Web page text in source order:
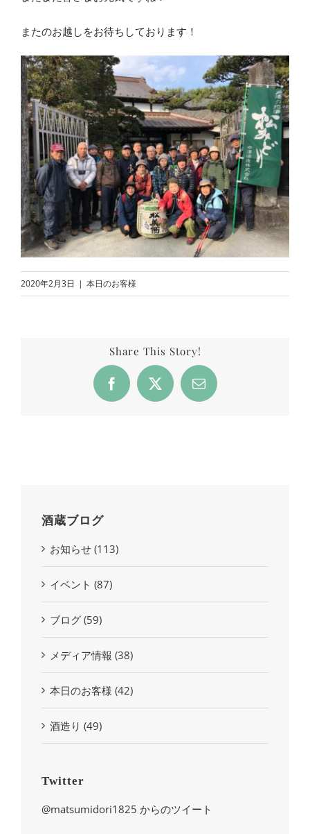
またのお越しをお待ちしております！
2020年2月3日 | 本日のお客様
Share This Story!
Facebook
X Email
酒蔵ブログ
お知らせ (113)
イベント (87)
ブログ (59)
メディア情報 (38)
本日のお客様 (42)
酒造り (49)
Twitter
@matsumidori1825 からのツイート